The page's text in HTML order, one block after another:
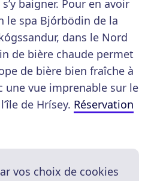
baigner. Pour en avoir
spa Bjórbödin de la
dans le Nord
de bière chaude permet
de bière bien fraîche à
vue imprenable sur le
de Hrísey. Réservation
vos choix de cookies